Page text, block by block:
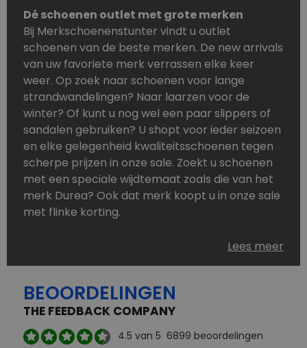
Dé schoenen outlet met grote merken
Bij Merkschoenenstunter vindt u outlet
schoenen van de beste merken. De new arrivals
van uw favoriete merk verrassen elke keer
weer. Op zoek naar schoenen voor lange
strandwandelingen? Naar laarzen voor de
winter? Of kunt u nog wel een paar slippers of
sandalen gebruiken? U shopt voor ieder seizoen
en elke gelegenheid kwaliteitsschoenen tegen
scherpe prijzen in onze sale. Zoekt u schoenen
met een speciale wijdtemaat zoals die van het
merk Durea? Ook dat merk koopt u in onze sale
met flinke korting.
Schoenen heeft u nooit genoeg. Goedkope
schoenen, maar dus wel van topmerken,
aanbod is zo compleet dat u altijd wel een
passend paar vindt.
Welke schoenmerken vindt u in onze online
Lees meer
BEOORDELINGEN
THE FEEDBACK COMPANY
4.5 van 5 6899 beoordelingen